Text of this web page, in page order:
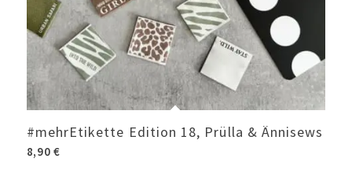
#mehrEtikette Edition 18, Prülla & Ännisews
8,90 €